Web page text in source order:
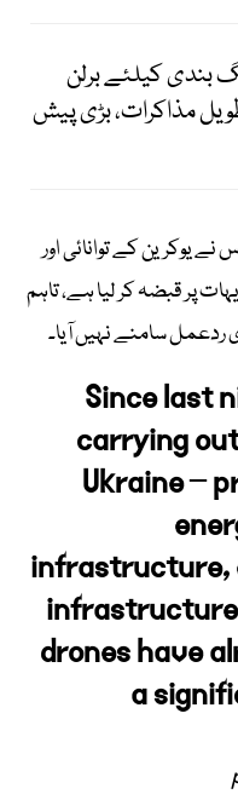
بندی کیلئے برلن
طویل مذاکرات، بڑی پیش
یوکرین کے توانائی اور
پر قبضہ کر لیا ہے، تاہم
سامنے نہیں آیا۔
Since last
carrying
Ukraine –
infrastructure,
infrastructure
drones have
a